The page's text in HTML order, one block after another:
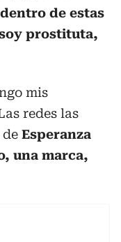
de estas
prostituta,
mis
redes las
Esperanza
una marca,